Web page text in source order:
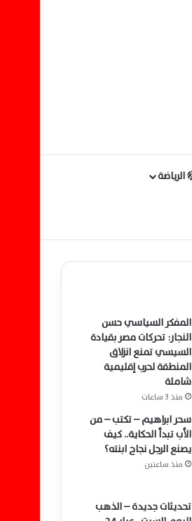
الرياضة
المفكر السياسي حسن
النجار: تحركات مصر بقيادة
السيسي تمنع انزلاق
المنطقة لحرب إقليمية
شاملة
منذ 3 ساعات
سحر ابراهيم – تكتب – من
الأب تبدأ الحكاية.. كيف
يصنع الرجل نجاح ابنته؟
منذ ساعتين
تحديثات جديدة – الذهب